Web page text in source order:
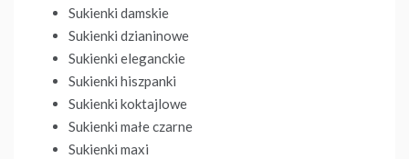
Sukienki damskie
Sukienki dzianinowe
Sukienki eleganckie
Sukienki hiszpanki
Sukienki koktajlowe
Sukienki małe czarne
Sukienki maxi